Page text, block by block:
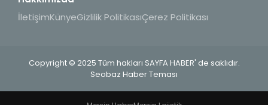
İletişimKünyeGizlilik PolitikasıÇerez Politikası
Copyright © 2025 Tüm hakları SAYFA HABER' de saklıdır.
Seobaz Haber Teması